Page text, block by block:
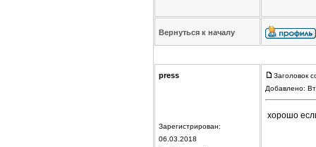
Вернуться к началу
press
Зарегистрирован:
06.03.2018
Заголовок
Добавлено:
хорошо